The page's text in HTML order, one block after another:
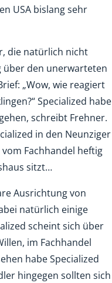
USA bislang sehr
die natürlich nicht
über den unerwarteten
„Wow, wie reagiert
Specialized habe
schreibt Frehner.
in den Neunziger
Fachhandel heftig
sitzt…
Ausrichtung von
natürlich einige
scheint sich über
im Fachhandel
habe Specialized
hingegen sollten sich